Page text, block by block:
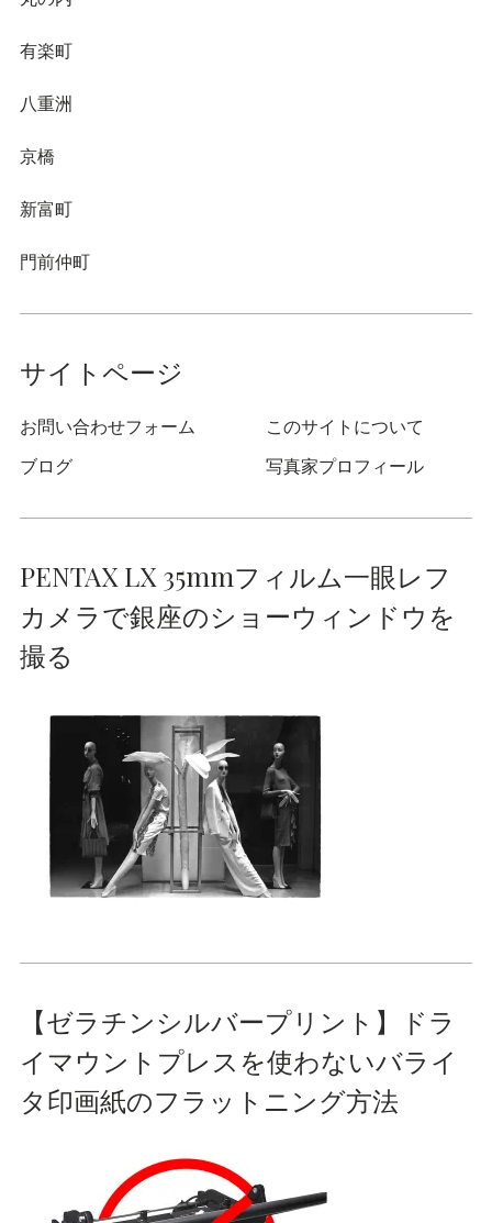
有楽町
八重洲
京橋
新富町
門前仲町
サイトページ
お問い合わせフォーム
このサイトについて
ブログ
写真家プロフィール
PENTAX LX 35mmフィルム一眼レフ
カメラで銀座のショーウィンドウを
撮る
【ゼラチンシルバープリント】ドラ
イマウントプレスを使わないバライ
タ印画紙のフラットニング方法